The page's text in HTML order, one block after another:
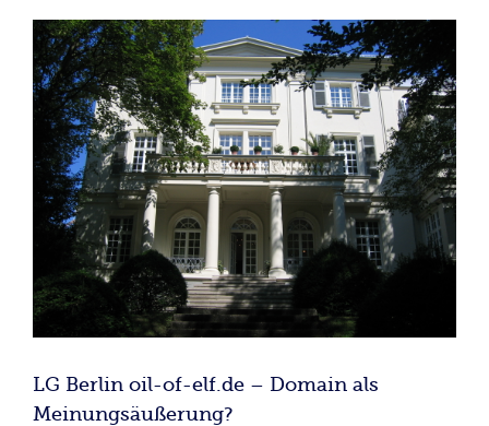
LG Berlin oil-of-elf.de – Domain als
Meinungsäußerung?